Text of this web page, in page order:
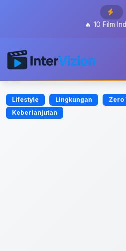
10 Film
Lifestyle Lingkungan Zero
Keberlanjutan